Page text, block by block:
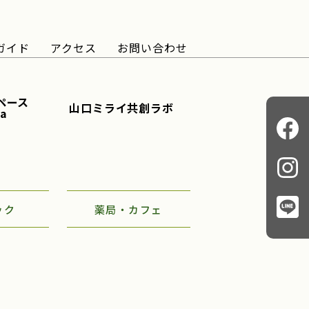
イド アクセス お問い合わせ
ース 山口ミライ共創ラボ
薬局・カフェ